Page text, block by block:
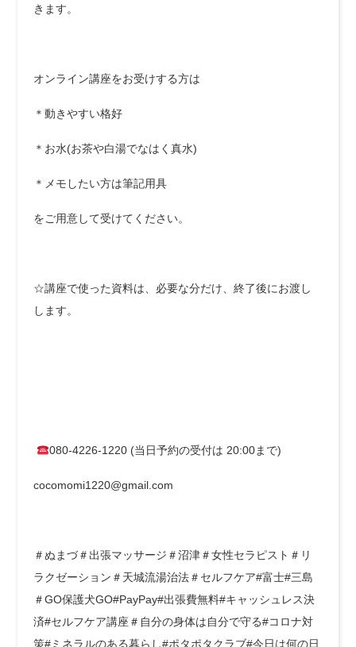
きます。
オンライン講座をお受けする方は
＊動きやすい格好
＊お水(お茶や白湯でなはく真水)
＊メモしたい方は筆記用具
をご用意して受けてください。
☆講座で使った資料は、必要な分だけ、終了後にお渡し
します。
080-4226-1220 (当日予約の受付は 20:00まで)
cocomomi1220@gmail.com
＃ぬまづ＃出張マッサージ＃沼津＃女性セラピスト＃リ
ラクゼーション＃天城流湯治法＃セルフケア#富士#三島
＃GO保護犬GO#PayPay#出張費無料#キャッシュレス決
済#セルフケア講座＃自分の身体は自分で守る#コロナ対
策#ミネラルのある暮らし#ポタポタクラブ#今日は何の日